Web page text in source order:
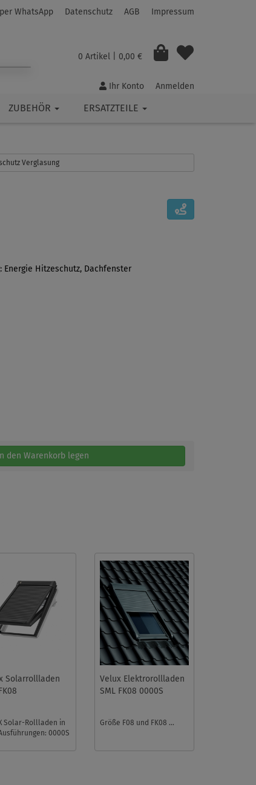
per WhatsApp Datenschutz AGB Impressum
0 Artikel | 0,00 €
Ihr Konto Anmelden
ZUBEHÖR ERSATZTEILE
Verglasung
Energie Hitzeschutz, Dachfenster
den Warenkorb legen
Solarrollladen
Solar-Rollladen in
0000S
oder 0000K ...
Velux Elektrorollladen
SML FK08 0000S
Größe F08 und FK08 ...